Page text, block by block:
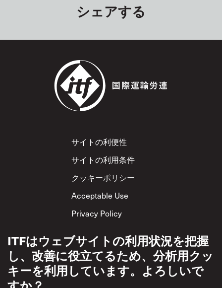
シェアする
Footer
サイトの利便性
サイトの利用条件
クッキーポリシー
Acceptable Use
Privacy Policy
ITFはウェブサイトの利用状況を把握
し、改善に役立てるため、分析用クッ
キーを利用しています。よろしいで